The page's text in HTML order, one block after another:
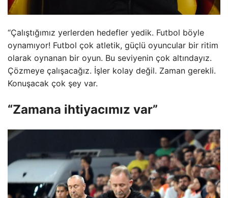
“Çalıştığımız yerlerden hedefler yedik. Futbol böyle
oynamıyor! Futbol çok atletik, güçlü oyuncular bir ritim
olarak oynanan bir oyun. Bu seviyenin çok altındayız.
Çözmeye çalışacağız. İşler kolay değil. Zaman gerekli.
Konuşacak çok şey var.
“Zamana ihtiyacımız var”